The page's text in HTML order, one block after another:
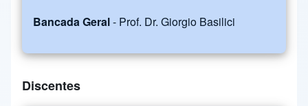
Bancada Geral- Prof. Dr. Giorgio Basilici
Discentes